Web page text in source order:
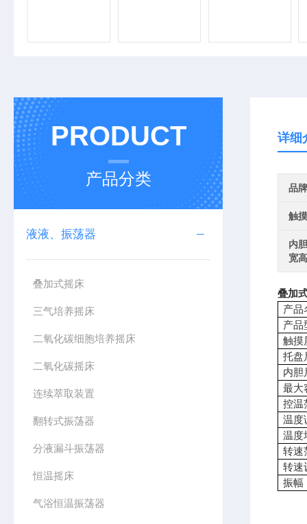
PRODUCT
产品分类
液液、振荡器
叠加式摇床
三气培养摇床
二氧化碳细胞培养摇床
二氧化碳摇床
连续萃取装置
翻转式振荡器
分液漏斗振荡器
恒温摇床
气浴恒温振荡器
详细
品牌
触
内
宽
叠加
产品
产品
触摸
托盘
内胆
最大
控
温度
温
转速
转速
振幅